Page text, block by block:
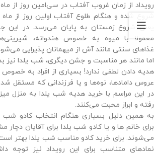
رویداد از زمان غروب آفتاب در سی‌امین روز از ماه
شروع شده و هنگام طلوع آفتاب اولین روز از ماه
یعنی شروع زمستان به پایان می‌رسد. در این
معمولا با میوه به خصوص هندوانه،
غذاهای سنتی مانند آش از میهمانان پذیرایی
اما مانند هر مناسبت و جشن دیگری، شب یلدا نیز
هدیه دادن لطفی ندارد! بسیاری از افراد به خصوص
عروس دامادها، نوه‌ها و یا فرزندانی که مستقل
در این مراسم با خرید هدیه شب یلدا به منزل
رفته و ابراز محبت می‌کنند.
به همین دلیل بسیاری هنگام انتخاب کادو شب
برای خانم ها و یا کادو شب یلدا برای آقایان دچار
می‌شوند. برای خرید کادو مناسب شب یلدا بهتر
نمادهای متناسب برای این رویداد نیز توجه